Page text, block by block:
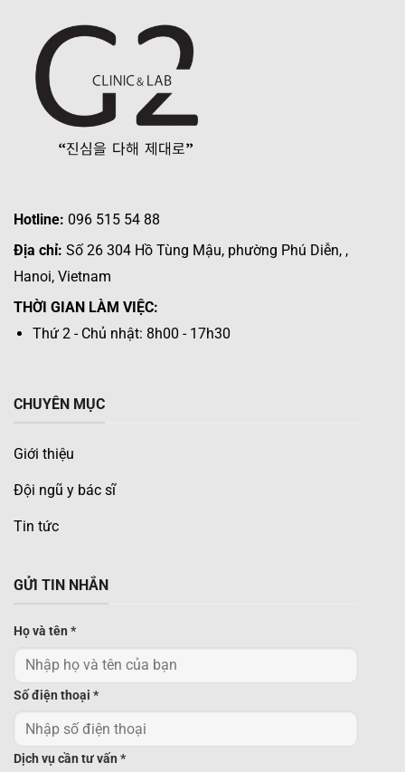
Hotline: 096 515 54 88
Địa chỉ: Số 26 304 Hồ Tùng Mậu, phường Phú Diễn, ,
Hanoi, Vietnam
THỜI GIAN LÀM VIỆC:
Thứ 2 - Chủ nhật: 8h00 - 17h30
CHUYÊN MỤC
Giới thiệu
Đội ngũ y bác sĩ
Tin tức
GỬI TIN NHẮN
Họ và tên *
Số điện thoại *
Dịch vụ cần tư vấn *